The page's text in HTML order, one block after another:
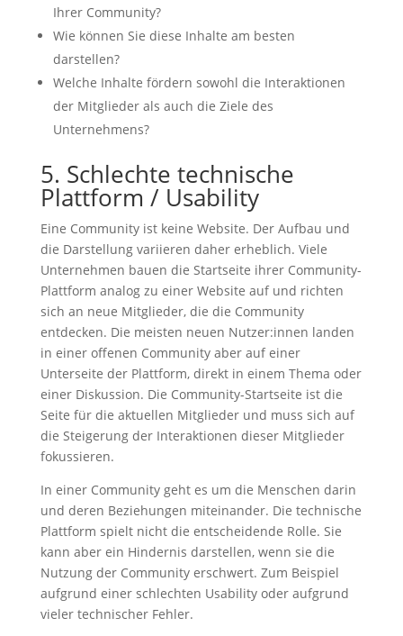
Ihrer Community?
Wie können Sie diese Inhalte am besten
darstellen?
Welche Inhalte fördern sowohl die Interaktionen
der Mitglieder als auch die Ziele des
Unternehmens?
5. Schlechte technische
Plattform / Usability
Eine Community ist keine Website. Der Aufbau und
die Darstellung variieren daher erheblich. Viele
Unternehmen bauen die Startseite ihrer Community-
Plattform analog zu einer Website auf und richten
sich an neue Mitglieder, die die Community
entdecken. Die meisten neuen Nutzer:innen landen
in einer offenen Community aber auf einer
Unterseite der Plattform, direkt in einem Thema oder
einer Diskussion. Die Community-Startseite ist die
Seite für die aktuellen Mitglieder und muss sich auf
die Steigerung der Interaktionen dieser Mitglieder
fokussieren.
In einer Community geht es um die Menschen darin
und deren Beziehungen miteinander. Die technische
Plattform spielt nicht die entscheidende Rolle. Sie
kann aber ein Hindernis darstellen, wenn sie die
Nutzung der Community erschwert. Zum Beispiel
aufgrund einer schlechten Usability oder aufgrund
vieler technischer Fehler.